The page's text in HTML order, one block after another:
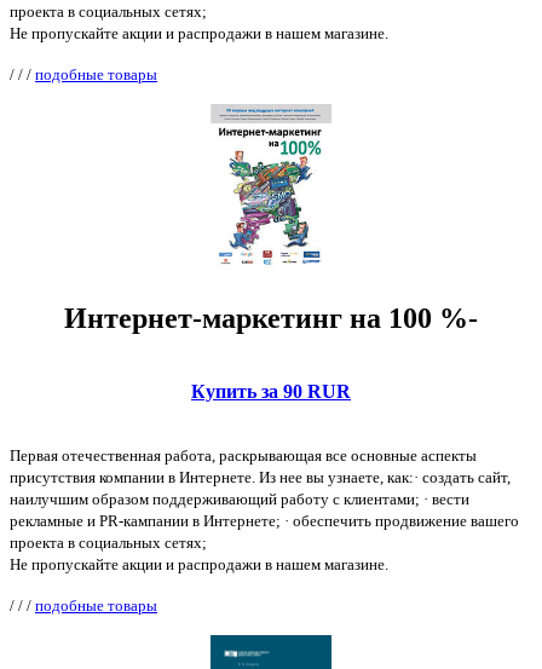
проекта в социальных сетях;
Не пропускайте акции и распродажи в нашем магазине.
/ / / подобные товары
Интернет-маркетинг на 100 %-
Купить за 90 RUR
Первая отечественная работа, раскрывающая все основные аспекты
присутствия компании в Интернете. Из нее вы узнаете, как:· cоздать сайт,
наилучшим образом поддерживающий работу с клиентами; · вести
рекламные и PR-кампании в Интернете; · обеспечить продвижение вашего
проекта в социальных сетях;
Не пропускайте акции и распродажи в нашем магазине.
/ / / подобные товары